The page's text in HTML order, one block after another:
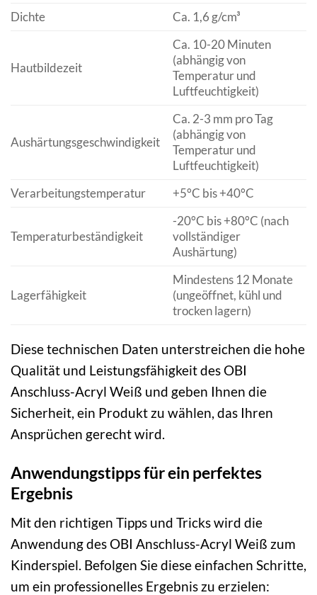
Dichte
Ca. 1,6 g/cm³
Hautbildezeit
Ca. 10-20 Minuten
(abhängig von
Temperatur und
Luftfeuchtigkeit)
Aushärtungsgeschwindigkeit
Ca. 2-3 mm pro Tag
(abhängig von
Temperatur und
Luftfeuchtigkeit)
Verarbeitungstemperatur
+5°C bis +40°C
Temperaturbeständigkeit
-20°C bis +80°C (nach
vollständiger
Aushärtung)
Lagerfähigkeit
Mindestens 12 Monate
(ungeöffnet, kühl und
trocken lagern)
Diese technischen Daten unterstreichen die hohe
Qualität und Leistungsfähigkeit des OBI
Anschluss-Acryl Weiß und geben Ihnen die
Sicherheit, ein Produkt zu wählen, das Ihren
Ansprüchen gerecht wird.
Anwendungstipps für ein perfektes
Ergebnis
Mit den richtigen Tipps und Tricks wird die
Anwendung des OBI Anschluss-Acryl Weiß zum
Kinderspiel. Befolgen Sie diese einfachen Schritte,
um ein professionelles Ergebnis zu erzielen: